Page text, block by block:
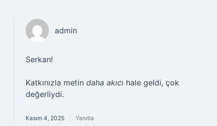
admin
Serkan!
Katkınızla metin daha akıcı hale geldi, çok
değerliydi.
Kasım 4, 2025 Yanıtla